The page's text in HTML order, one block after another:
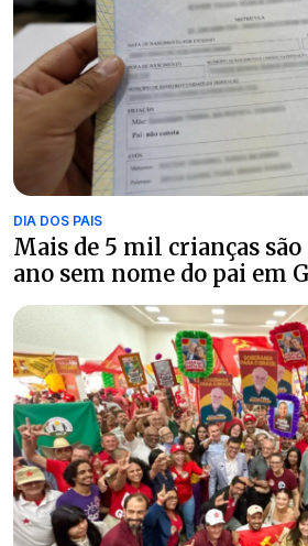
DIA DOS PAIS
Mais de 5 mil crianças
ano sem nome do pai em